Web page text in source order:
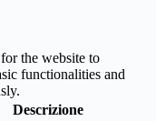
the website to
functionalities and
Descrizione